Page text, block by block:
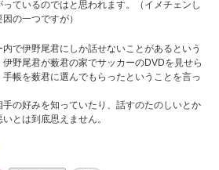
ているのではと思われます。（イメチェンし
の一つですが）
で伊野尾君にしか話せないことがあるという
野尾君が薮君の家でサッカーのDVDを見せら
帳を薮君に選んでもらったということを言っ
の好みを知っていたり、話すのたのしいとか
とは到底思えません。